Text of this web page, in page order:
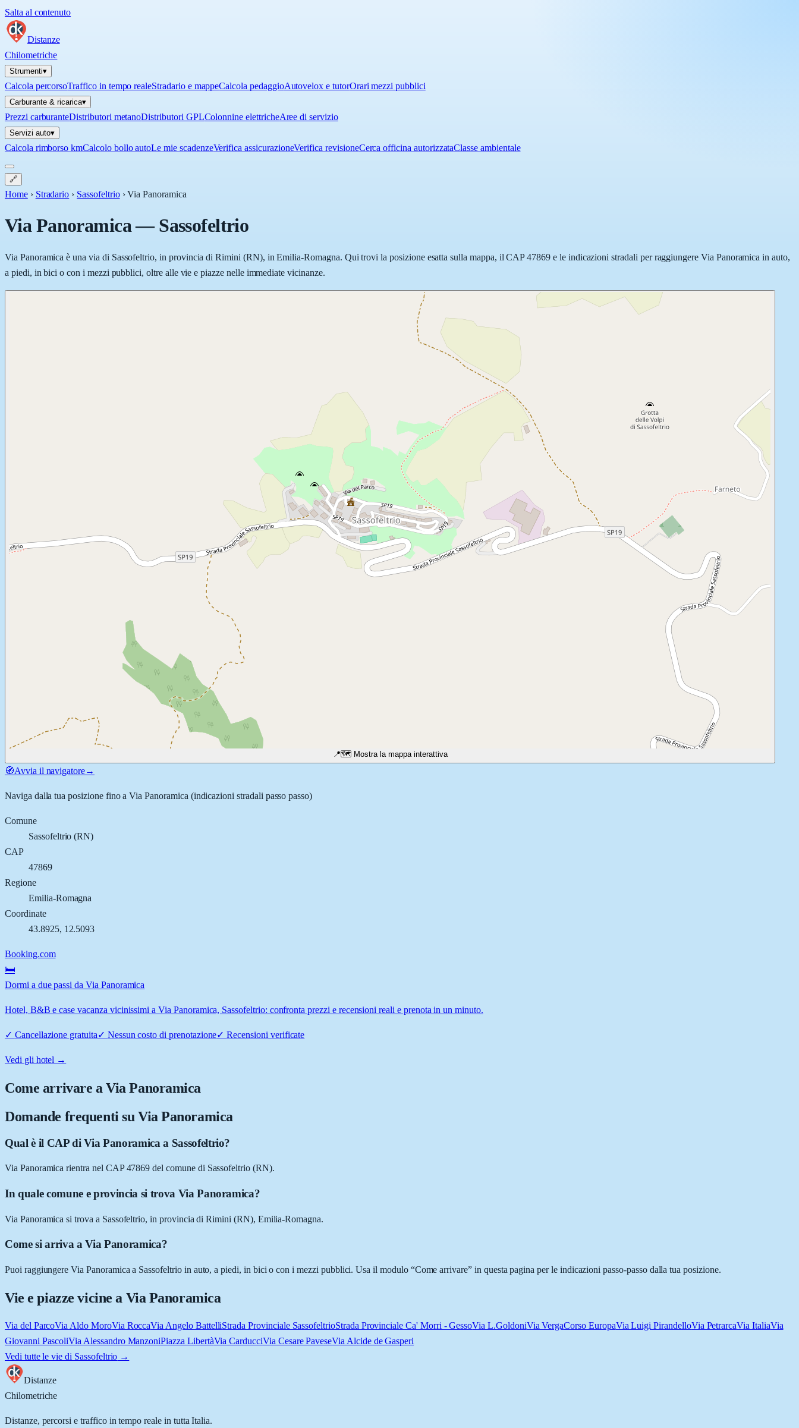
Salta al contenuto
Distanze
Chilometriche
Strumenti▾
Calcola percorsoTraffico in tempo realeStradario e mappeCalcola pedaggioAutovelox e tutorOrari mezzi pubblici
Carburante & ricarica▾
Prezzi carburanteDistributori metanoDistributori GPLColonnine elettricheAree di servizio
Servizi auto▾
Calcola rimborso kmCalcolo bollo autoLe mie scadenzeVerifica assicurazioneVerifica revisioneCerca officina autorizzataClasse ambientale
🔗
Home › Stradario › Sassofeltrio ›Via Panoramica
Via Panoramica—Sassofeltrio
Via Panoramica è una via di Sassofeltrio, in provincia di Rimini (RN), in Emilia-Romagna. Qui trovi la posizione esatta sulla mappa, il CAP 47869 e le indicazioni stradali per raggiungere Via Panoramica in auto,
a piedi, in bici o con i mezzi pubblici, oltre alle vie e piazze nelle immediate vicinanze.
📍🗺️ Mostra la mappa interattiva
🧭Avvia il navigatore→
Naviga dalla tua posizione fino aVia Panoramica (indicazioni stradali passo passo)
Comune
Sassofeltrio (RN)
CAP
47869
Regione
Emilia-Romagna
Coordinate
43.8925, 12.5093
Booking.com
🛏️
Dormi a due passi da Via Panoramica
Hotel, B&B e case vacanza vicinissimi a Via Panoramica, Sassofeltrio: confronta prezzi e recensioni reali e prenota in un minuto.
✓ Cancellazione gratuita✓ Nessun costo di prenotazione✓Recensioni verificate
Vedi gli hotel →
Come arrivare aVia Panoramica
Domande frequenti su Via Panoramica
Qual è il CAP di Via Panoramica a Sassofeltrio?
Via Panoramica rientra nel CAP 47869 del comune di Sassofeltrio (RN).
In quale comune e provincia si trova Via Panoramica?
Via Panoramica si trova a Sassofeltrio, in provincia di Rimini (RN), Emilia-Romagna.
Come si arriva a Via Panoramica?
Puoi raggiungere Via Panoramica a Sassofeltrio in auto, a piedi, in bici o con i mezzi pubblici. Usa il modulo “Come arrivare” in questa pagina per le indicazioni passo-passo dalla tua posizione.
Vie e piazze vicine a Via Panoramica
Via del ParcoVia Aldo MoroVia RoccaVia Angelo BattelliStrada Provinciale SassofeltrioStrada Provinciale Ca' Morri - GessoVia L.GoldoniVia VergaCorso EuropaVia Luigi PirandelloVia PetrarcaVia ItaliaVia
Giovanni PascoliVia Alessandro ManzoniPiazza LibertàVia CarducciVia Cesare PaveseVia Alcide de Gasperi
Vedi tutte le vie di Sassofeltrio →
Distanze
Chilometriche
Distanze, percorsi e traffico in tempo reale in tutta Italia.